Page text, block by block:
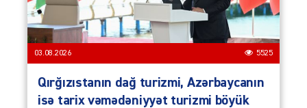
03.08.2026 5525
Qırğızıstanın dağ turizmi, Azərbaycanın
isə tarix vəmədəniyyət turizmi böyük